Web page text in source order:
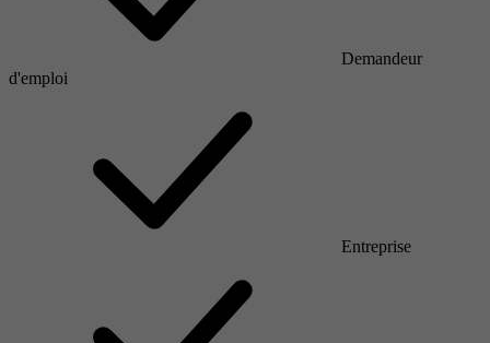
Demandeur
d'emploi
Entreprise